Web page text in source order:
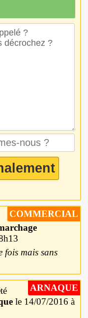
COMMERCIAL
fois mais sans
ARNAQUE
le 14/07/2016 à